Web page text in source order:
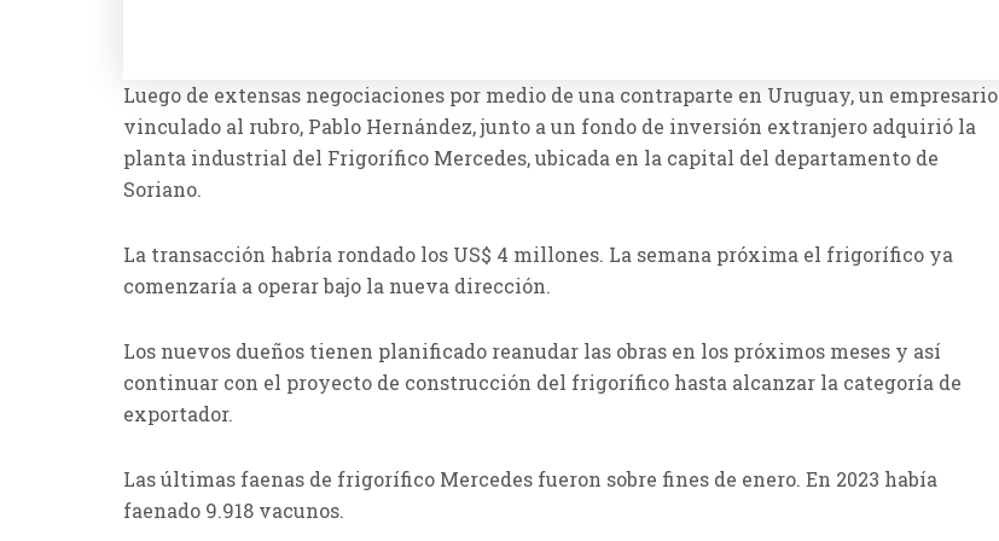
Luego de extensas negociaciones por medio de una contraparte en Uruguay, un empresario
vinculado al rubro, Pablo Hernández, junto a un fondo de inversión extranjero adquirió la
planta industrial del Frigorífico Mercedes, ubicada en la capital del departamento de
Soriano.
La transacción habría rondado los US$ 4 millones. La semana próxima el frigorífico ya
comenzaría a operar bajo la nueva dirección.
Los nuevos dueños tienen planificado reanudar las obras en los próximos meses y así
continuar con el proyecto de construcción del frigorífico hasta alcanzar la categoría de
exportador.
Las últimas faenas de frigorífico Mercedes fueron sobre fines de enero. En 2023 había
faenado 9.918 vacunos.